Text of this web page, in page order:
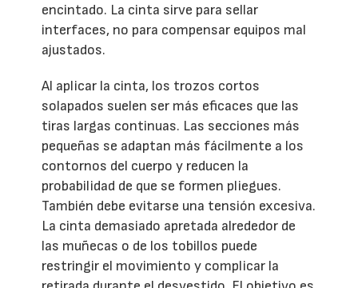
encintado. La cinta sirve para sellar
interfaces, no para compensar equipos mal
ajustados.
Al aplicar la cinta, los trozos cortos
solapados suelen ser más eficaces que las
tiras largas continuas. Las secciones más
pequeñas se adaptan más fácilmente a los
contornos del cuerpo y reducen la
probabilidad de que se formen pliegues.
También debe evitarse una tensión excesiva.
La cinta demasiado apretada alrededor de
las muñecas o de los tobillos puede
restringir el movimiento y complicar la